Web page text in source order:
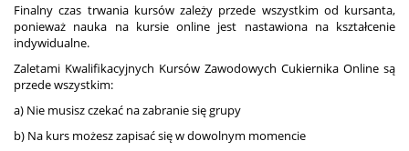
Finalny czas trwania kursów zależy przede wszystkim od kursanta,
ponieważ nauka na kursie online jest nastawiona na kształcenie
indywidualne.
Zaletami Kwalifikacyjnych Kursów Zawodowych Cukiernika Online są
przede wszystkim:
a) Nie musisz czekać na zabranie się grupy
b) Na kurs możesz zapisać się w dowolnym momencie